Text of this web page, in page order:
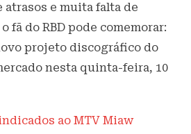
atrasos e muita falta de
fã do RBD pode comemorar:
projeto discográfico do
nesta quinta-feira, 10
ao MTV Miaw